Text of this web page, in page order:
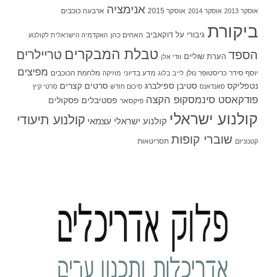
אוסקר 2013 אוסקר 2014 אוסקר 2015 אנימציה ארבעה כוכבים
ביקורת גיבורי על דוקאביב האחים כהן האקדמיה הישראלית לקולנוע
הספד הערת שוליים וודי אלן טבלת המבקרים טריילרים
יוסף סידר כריסטופר נולן לייב בלוג מדע בדיוני מוזיקה מלחמת הכוכבים מפיצים
נטפליקס סאנדאנס סטיבן ספילברג סיכום חודש סרטים קצרים סרטי קיץ
פודקאסט סינמסקופ הקצה פיקסאר פסטיבלים פסקולים
קולנוע ישראלי קולנוע ישראלי עצמאי קולנוע תיעודי
קטנוניזם שוברי קופות תסריטאות